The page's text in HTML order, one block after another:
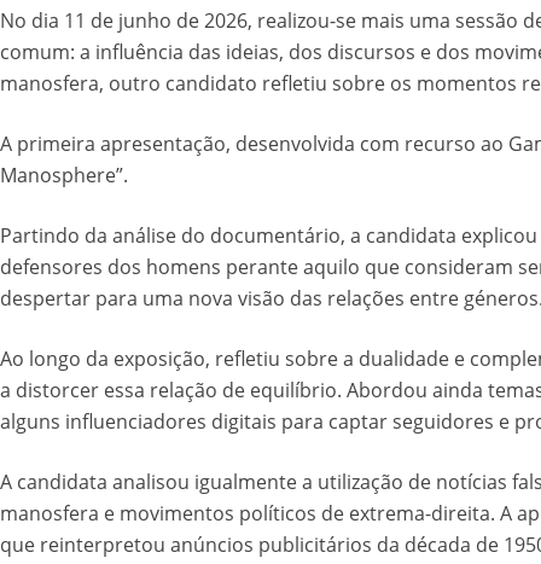
No dia 11 de junho de 2026, realizou-se mais uma
comum: a influência das ideias, dos discursos e dos
manosfera, outro candidato refletiu sobre os momentos
A primeira apresentação, desenvolvida com recurso ao
Manosphere”.
Partindo da análise do documentário, a candidata
defensores dos homens perante aquilo que consideram
despertar para uma nova visão das relações entre
Ao longo da exposição, refletiu sobre a dualidade e
a distorcer essa relação de equilíbrio. Abordou ainda
alguns influenciadores digitais para captar seguidores e
A candidata analisou igualmente a utilização de notícias
manosfera e movimentos políticos de extrema-direita. A
que reinterpretou anúncios publicitários da década de